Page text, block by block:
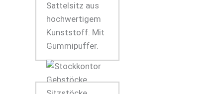
Sattelsitz aus
hochwertigem
Kunststoff. Mit
Gummipuffer.